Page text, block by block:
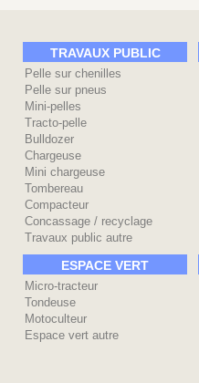
TRAVAUX PUBLIC
Pelle sur chenilles
Pelle sur pneus
Mini-pelles
Tracto-pelle
Bulldozer
Chargeuse
Mini chargeuse
Tombereau
Compacteur
Concassage / recyclage
Travaux public autre
ESPACE VERT
Micro-tracteur
Tondeuse
Motoculteur
Espace vert autre